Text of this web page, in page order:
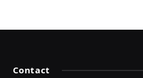
Contact